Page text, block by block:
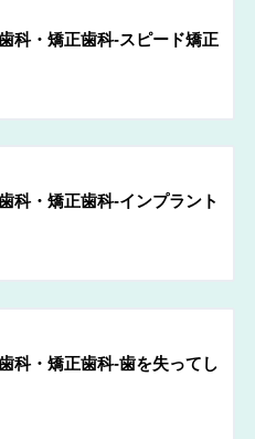
科・矯正歯科-スピード矯正
科・矯正歯科-インプラント
科・矯正歯科-歯を失ってし